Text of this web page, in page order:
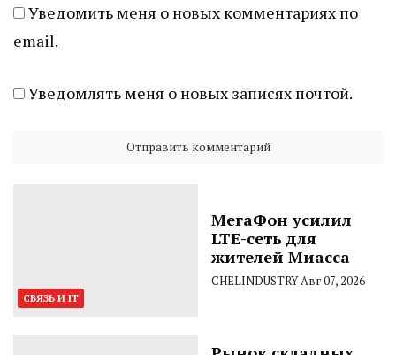
Уведомить меня о новых комментариях по
email.
Уведомлять меня о новых записях почтой.
СВЯЗЬ И IT
МегаФон усилил
LTE-сеть для
жителей Миасса
CHELINDUSTRYАвг 07, 2026